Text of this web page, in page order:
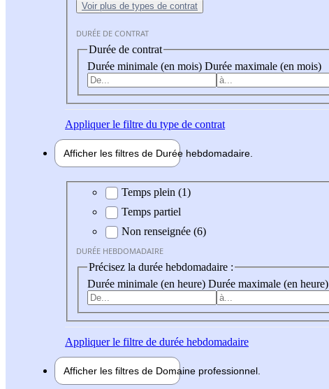
Voir plus de types de contrat
DURÉE DE CONTRAT
Durée de contrat
Durée minimale (en mois) Durée maximale (en mois)
Appliquerle filtre du type de contrat
Afficher les filtres de Durée hebdomadaire
Durée hebdomadaire
Temps plein (1)
Temps partiel
Non renseignée (6)
DURÉE HEBDOMADAIRE
Précisez la durée hebdomadaire :
Durée minimale (en heure) Durée maximale (en heure)
Appliquerle filtre de durée hebdomadaire
Afficher les filtres de Domaine professionnel